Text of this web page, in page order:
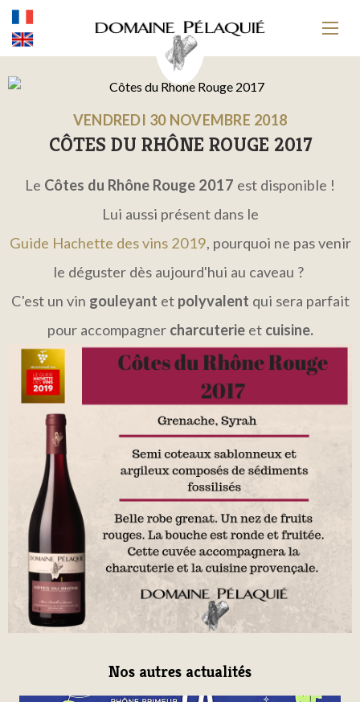
VENDREDI 30 NOVEMBRE 2018
CÔTES DU RHÔNE ROUGE 2017
Le Côtes du Rhône Rouge 2017 est disponible !
Lui aussi présent dans le
Guide Hachette des vins 2019, pourquoi ne pas venir
le déguster dès aujourd'hui au caveau ?
C'est un vin gouleyant et polyvalent qui sera parfait
pour accompagner charcuterieet cuisine.
Nos autres actualités